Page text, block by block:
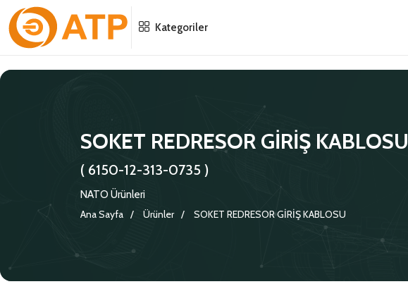
Kategoriler
SOKET REDRESOR GİRİŞ KABLOSU
( 6150-12-313-0735 )
NATO Ürünleri
Ana Sayfa
Ürünler SOKET REDRESOR GİRİŞ KABLOSU
Menu
Menu
BILGI GÜVENLIĞI POLITIKASI
Menu